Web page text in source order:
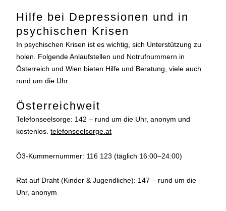
Hilfe bei Depressionen und in
psychischen Krisen
In psychischen Krisen ist es wichtig, sich Unterstützung zu
holen. Folgende Anlaufstellen und Notrufnummern in
Österreich und Wien bieten Hilfe und Beratung, viele auch
rund um die Uhr.
Österreichweit
Telefonseelsorge: 142 – rund um die Uhr, anonym und
kostenlos.telefonseelsorge.at
Ö3-Kummernummer: 116 123 (täglich 16:00–24:00)
Rat auf Draht (Kinder & Jugendliche): 147 – rund um die
Uhr, anonym